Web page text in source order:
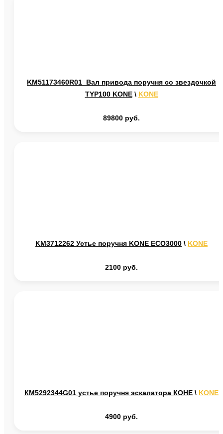
KM51173460R01 Вал привода поручня со звездочкой
TYP100 KONE\ KONE
89800 руб.
KM3712262 Устье поручня KONE ECO3000 \ KONE
2100 руб.
КМ5292344G01 устье поручня эскалатора КОНЕ \ KONE
4900 руб.